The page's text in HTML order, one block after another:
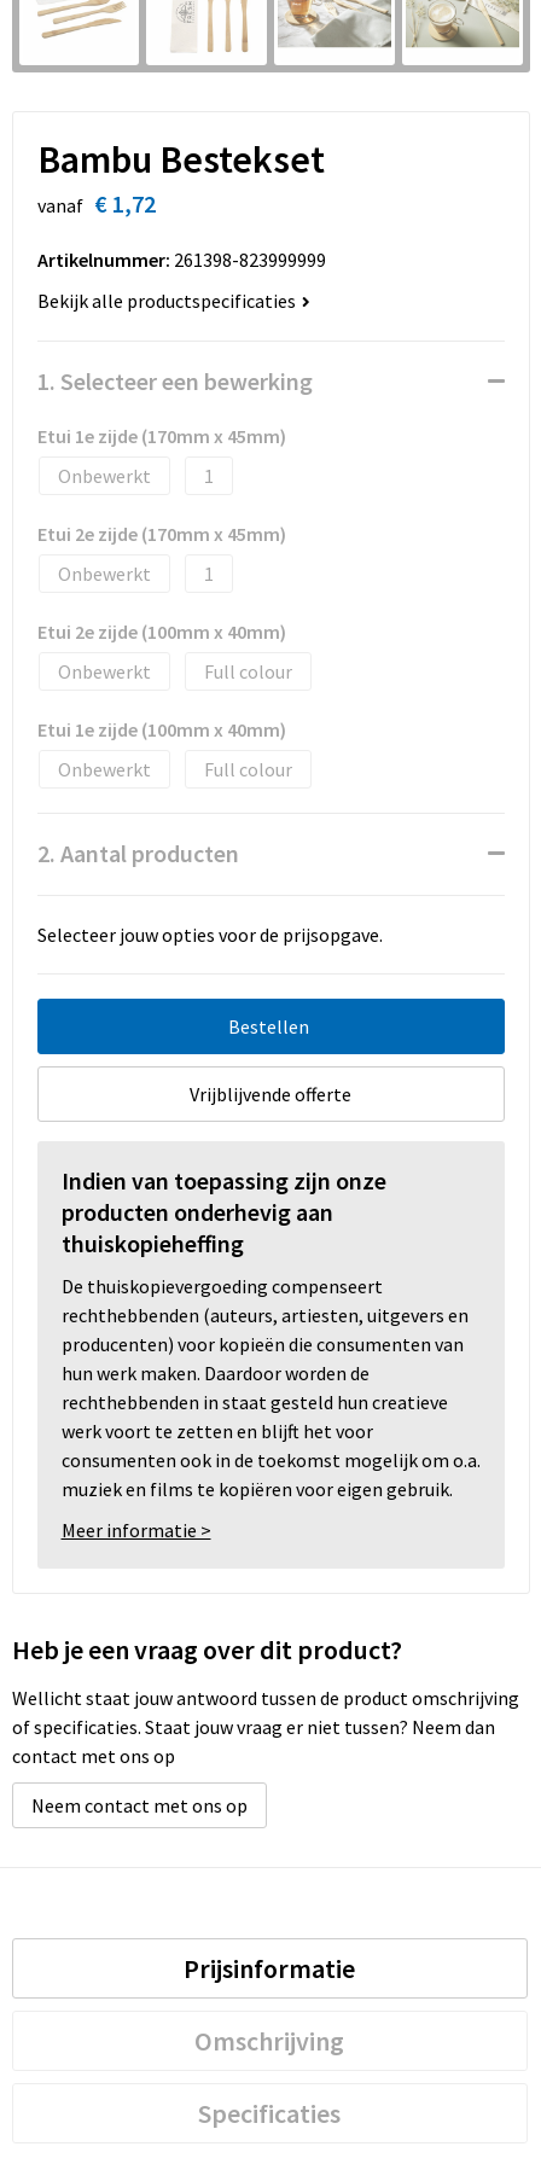
Sinterklaas
Sleutelhangers en Lanyards
Sport
Veiligheid, Auto en Fiets
Vrije tijd en Strand
Waterflesjes
Themapakketten
Overhemden
Strandtassen
Toilettassen
Schoenentassen
Golftassen
Matrozentassen
Collegetassen
Draagtassen
Promotietassen
Fietstassen
Reistassen
Bambu Bestekset
vanaf € 1,72
Artikelnummer: 261398-823999999
Bekijk alle productspecificaties
1. Selecteer een bewerking
Etui 1e zijde (170mm x 45mm)
Onbewerkt
1
Etui 2e zijde (170mm x 45mm)
Onbewerkt
1
Etui 2e zijde (100mm x 40mm)
Onbewerkt
Full colour
Etui 1e zijde (100mm x 40mm)
Onbewerkt
Full colour
2. Aantal producten
Selecteer jouw opties voor de prijsopgave.
Bestellen
Vrijblijvende offerte
Indien van toepassing zijn onze
producten onderhevig aan
thuiskopieheffing
De thuiskopievergoeding compenseert
rechthebbenden (auteurs, artiesten, uitgevers en
producenten) voor kopieën die consumenten van
hun werk maken. Daardoor worden de
rechthebbenden in staat gesteld hun creatieve
werk voort te zetten en blijft het voor
consumenten ook in de toekomst mogelijk om o.a.
muziek en films te kopiëren voor eigen gebruik.
Meer informatie >
Heb je een vraag over dit product?
Wellicht staat jouw antwoord tussen de product omschrijving
of specificaties. Staat jouw vraag er niet tussen? Neem dan
contact met ons op
Neem contact met ons op
Prijsinformatie
Omschrijving
Specificaties